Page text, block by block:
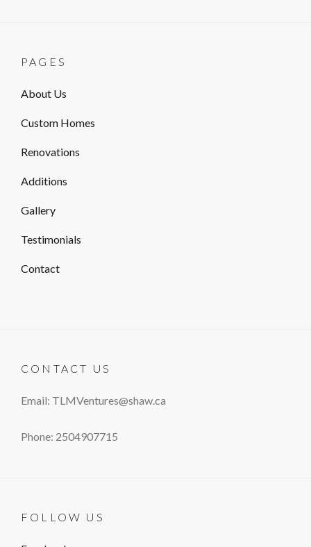
PAGES
About Us
Custom Homes
Renovations
Additions
Gallery
Testimonials
Contact
CONTACT US
Email: TLMVentures@shaw.ca
Phone: 2504907715
FOLLOW US